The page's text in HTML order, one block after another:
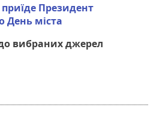
приїде Президент
День міста
вибраних джерел